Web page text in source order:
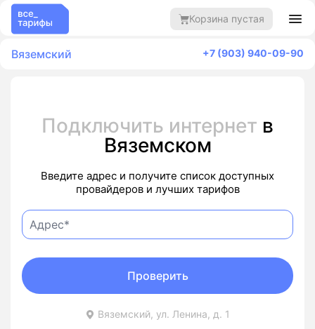
Корзина пустая
Вяземский +7 (903) 940-09-90
Подключить интернет в
Вяземском
Введите адрес и получите список доступных
провайдеров и лучших тарифов
Вяземский, ул. Ленина, д. 1
Проверить